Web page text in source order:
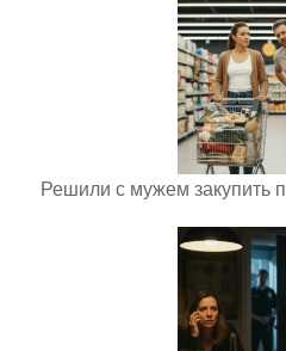
Решили с мужем закупить